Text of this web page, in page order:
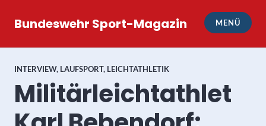
InhaltBundeswehr Sport-Magazin MENÜ
INTERVIEW, LAUFSPORT, LEICHTATHLETIK
Militärleichtathlet